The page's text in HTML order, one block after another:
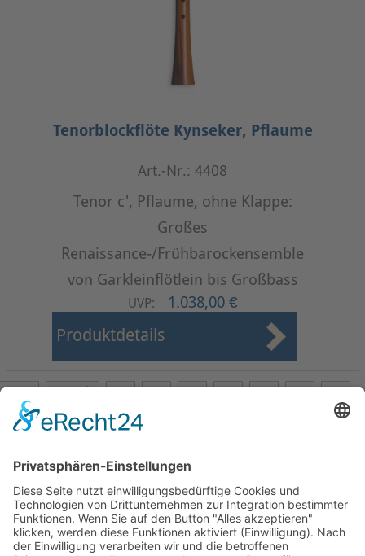
Tenorblockflöte Kynseker, Pflaume
Art.-Nr.: 4408
Tenor c', Pflaume, ohne Klappe:
Großes
Renaissance-/Frühbarockensemble
von Garkleinflötlein bis Großbass
UVP: 1.038,00 €
Produktdetails
Start Zurück 10 11 12 13 14 15
16
Seite 15 von 24
Mollenhauer Adresse
Downloads